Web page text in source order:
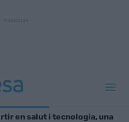
en salut i tecnologia, una